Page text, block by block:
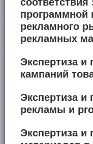
программной
рекламного
рекламных
Экспертиза
кампаний
Экспертиза и
рекламы и
Экспертиза